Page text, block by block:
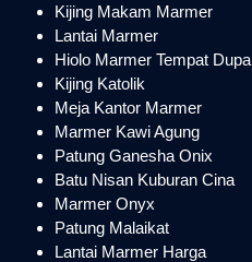
Kijing Makam Marmer
Lantai Marmer
Hiolo Marmer Tempat Dupa
Kijing Katolik
Meja Kantor Marmer
Marmer Kawi Agung
Patung Ganesha Onix
Batu Nisan Kuburan Cina
Marmer Onyx
Patung Malaikat
Lantai Marmer Harga